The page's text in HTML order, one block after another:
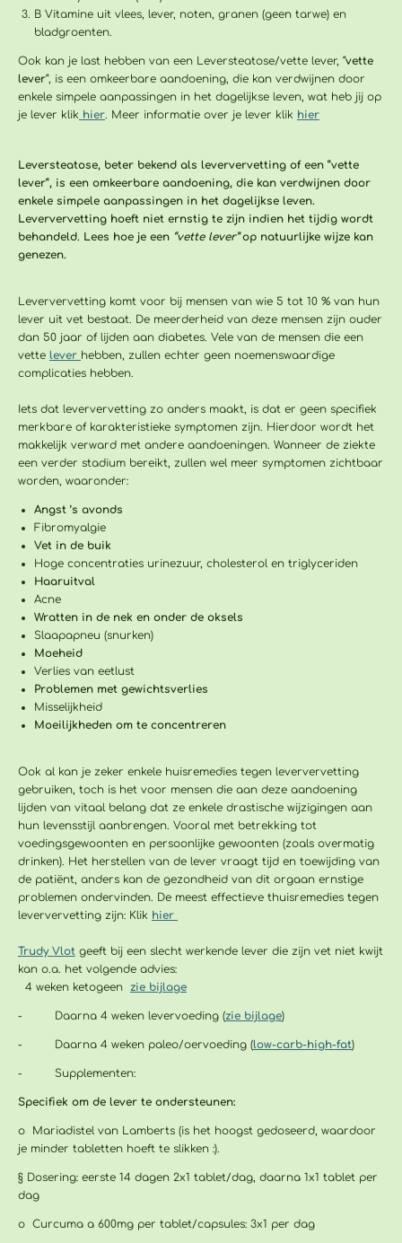
B Vitamine uit vlees, lever, noten, granen (geen tarwe) en
bladgroenten.
Ook kan je last hebben van een Leversteatose/vette lever, “vette
lever“, is een omkeerbare aandoening, die kan verdwijnen door
enkele simpele aanpassingen in het dagelijkse leven, wat heb jij op
je lever klik hier. Meer informatie over je lever klik hier
Leversteatose, beter bekend als leververvetting of een “vette
lever“, is een omkeerbare aandoening, die kan verdwijnen door
enkele simpele aanpassingen in het dagelijkse leven.
Leververvetting hoeft niet ernstig te zijn indien het tijdig wordt
behandeld. Lees hoe je een “vette lever”op natuurlijke wijze kan
genezen.
Leververvetting komt voor bij mensen van wie 5 tot 10 % van hun
lever uit vet bestaat. De meerderheid van deze mensen zijn ouder
dan 50 jaar of lijden aan diabetes. Vele van de mensen die een
vette lever hebben, zullen echter geen noemenswaardige
complicaties hebben.
Iets dat leververvetting zo anders maakt, is dat er geen specifiek
merkbare of karakteristieke symptomen zijn. Hierdoor wordt het
makkelijk verward met andere aandoeningen. Wanneer de ziekte
een verder stadium bereikt, zullen wel meer symptomen zichtbaar
worden, waaronder:
Angst ’s avonds
Fibromyalgie
Vet in de buik
Hoge concentraties urinezuur, cholesterol en triglyceriden
Haaruitval
Acne
Wratten in de nek en onder de oksels
Slaapapneu (snurken)
Moeheid
Verlies van eetlust
Problemen met gewichtsverlies
Misselijkheid
Moeilijkheden om te concentreren
Ook al kan je zeker enkele huisremedies tegen leververvetting
gebruiken, toch is het voor mensen die aan deze aandoening
lijden van vitaal belang dat ze enkele drastische wijzigingen aan
hun levensstijl aanbrengen. Vooral met betrekking tot
voedingsgewoonten en persoonlijke gewoonten (zoals overmatig
drinken). Het herstellen van de lever vraagt tijd en toewijding van
de patiënt, anders kan de gezondheid van dit orgaan ernstige
problemen ondervinden. De meest effectieve thuisremedies tegen
leververvetting zijn: Klik hier
Trudy Vlot geeft bij een slecht werkende lever die zijn vet niet kwijt
kan o.a. het volgende advies:
4 weken ketogeen zie bijlage
- Daarna 4 weken levervoeding (zie bijlage)
- Daarna 4 weken paleo/oervoeding (low-carb-high-fat)
- Supplementen:
Specifiek om de lever te ondersteunen:
o Mariadistel van Lamberts (is het hoogst gedoseerd, waardoor
je minder tabletten hoeft te slikken :).
§ Dosering: eerste 14 dagen 2x1 tablet/dag, daarna 1x1 tablet per
dag
o Curcuma a 600mg per tablet/capsules: 3x1 per dag